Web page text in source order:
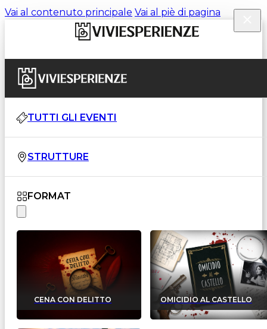
Vai al contenuto principale Vai al piè di pagina
TUTTI GLI EVENTI
STRUTTURE
FORMAT
CENA CON DELITTO OMICIDIO AL CASTELLO